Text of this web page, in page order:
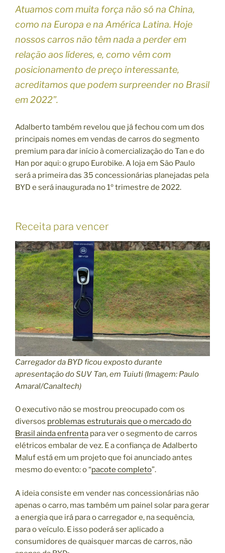
Atuamos com muita força não só na China,
como na Europa e na América Latina. Hoje
nossos carros não têm nada a perder em
relação aos líderes, e, como vêm com
posicionamento de preço interessante,
acreditamos que podem surpreender no Brasil
em 2022”.
Adalberto também revelou que já fechou com um dos
principais nomes em vendas de carros do segmento
premium para dar início à comercialização do Tan e do
Han por aqui: o grupo Eurobike. A loja em São Paulo
será a primeira das 35 concessionárias planejadas pela
BYD e será inaugurada no 1º trimestre de 2022.
Receita para vencer
Carregador da BYD ficou exposto durante
apresentação do SUV Tan, em Tuiuti (Imagem: Paulo
Amaral/Canaltech)
O executivo não se mostrou preocupado com os
diversos problemas estruturais que o mercado do
Brasil ainda enfrenta para ver o segmento de carros
elétricos embalar de vez. E a confiança de Adalberto
Maluf está em um projeto que foi anunciado antes
mesmo do evento: o “pacote completo”.
A ideia consiste em vender nas concessionárias não
apenas o carro, mas também um painel solar para gerar
a energia que irá para o carregador e, na sequência,
para o veículo. E isso poderá ser aplicado a
consumidores de quaisquer marcas de carros, não